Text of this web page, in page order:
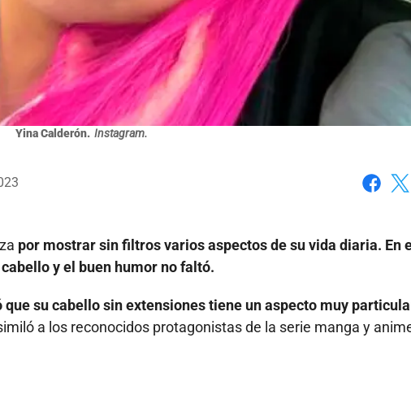
Yina Calderón. Instagram.
por mostrar sin filtros varios aspectos de su vida diaria. En
y el buen humor no faltó.
que su cabello sin extensiones tiene un aspecto muy
a los reconocidos protagonistas de la serie manga y